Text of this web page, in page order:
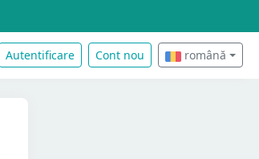
Autentificare Cont nou română